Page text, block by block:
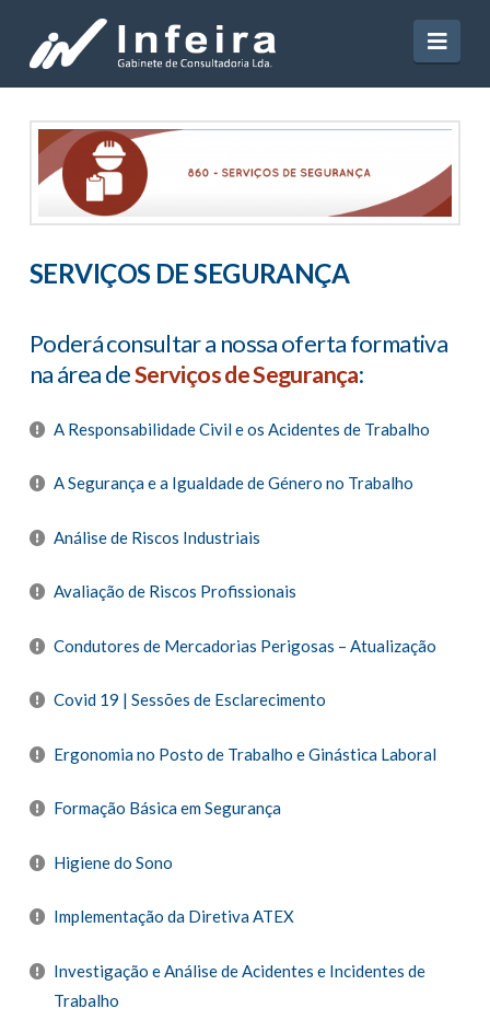
SERVIÇOS DE SEGURANÇA
Poderá consultar a nossa oferta formativa
na área deServiços de Segurança:
A Responsabilidade Civil e os Acidentes de Trabalho
A Segurança e a Igualdade de Género no Trabalho
Análise de Riscos Industriais
Avaliação de Riscos Profissionais
Condutores de Mercadorias Perigosas – Atualização
Covid 19 | Sessões de Esclarecimento
Ergonomia no Posto de Trabalho e Ginástica Laboral
Formação Básica em Segurança
Higiene do Sono
Implementação da Diretiva ATEX
Investigação e Análise de Acidentes e Incidentes de
Trabalho